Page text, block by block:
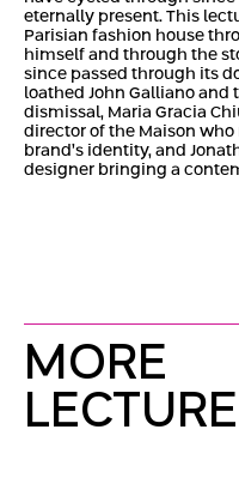
eternally present. This
Parisian fashion house
himself and through the
since passed through its
loathed John Galliano and
dismissal, Maria Gracia
director of the Maison
brand’s identity, and
designer bringing a
MORE